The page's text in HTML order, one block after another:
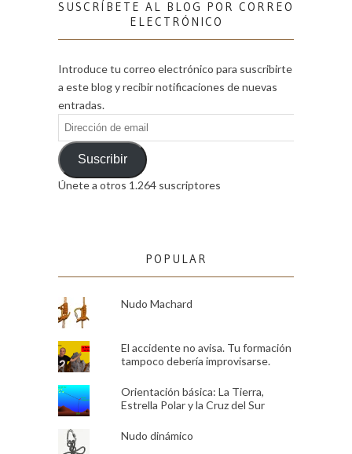
SUSCRÍBETE AL BLOG POR CORREO
ELECTRÓNICO
Introduce tu correo electrónico para suscribirte
a este blog y recibir notificaciones de nuevas
entradas.
Dirección
de
emailSuscribir
Únete a otros 1.264 suscriptores
POPULAR
Nudo Machard
El accidente no avisa. Tu formación
tampoco debería improvisarse.
Orientación básica: La Tierra,
Estrella Polar y la Cruz del Sur
Nudo dinámico